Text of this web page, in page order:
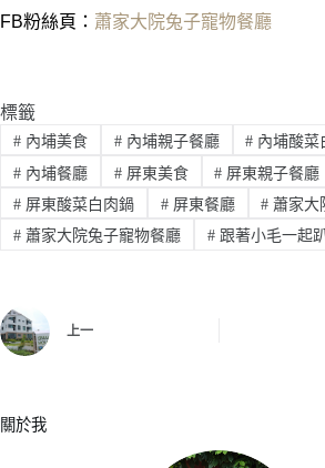
FB粉絲頁： 蕭家大院兔子寵物餐廳
標籤
#內埔美食 #內埔親子餐廳 # 內埔酸菜
#內埔餐廳 #屏東美食 # 屏東親子餐廳
#屏東酸菜白肉鍋 #屏東餐廳 # 蕭家大
#蕭家大院兔子寵物餐廳 #跟著小毛一起
上一
關於我